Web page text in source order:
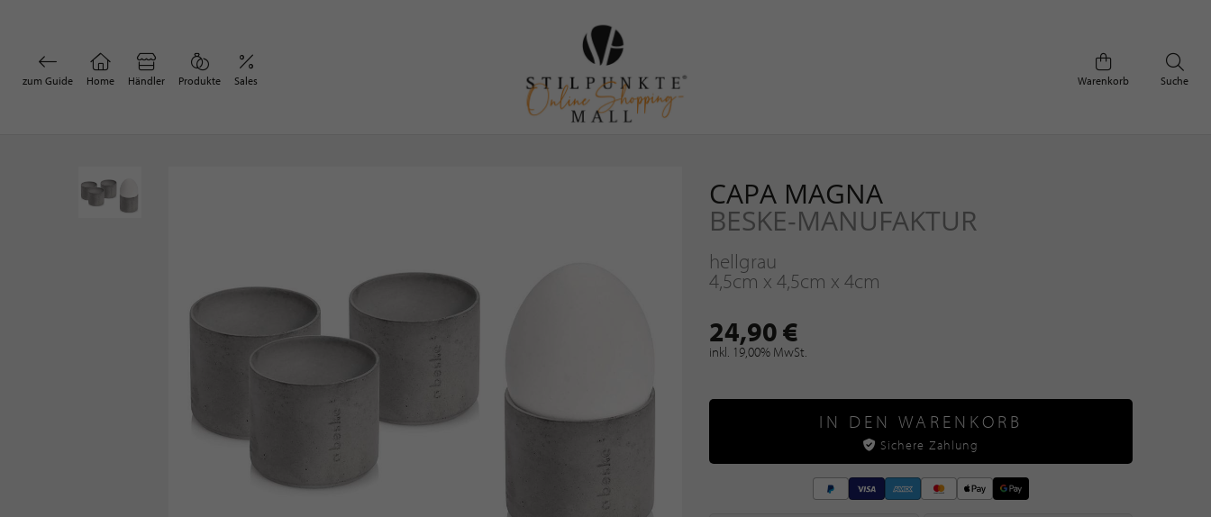
zum Guide Home Händler Produkte Sales Suche
Warenkorb
CAPA MAGNA
BESKE-MANUFAKTUR
hellgrau
4,5cm x 4,5cm x 4cm
24,90 €
inkl. 19,00% MwSt.
IN DEN WARENKORB
Sichere Zahlung